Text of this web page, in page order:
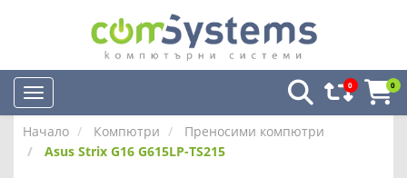
0 0
Начало Компютри
Преносими компютри
Asus Strix G16 G615LP-TS215